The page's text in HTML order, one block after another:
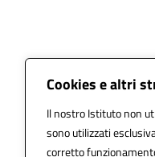
Cookies e altri
Il nostro Istituto non
sono utilizzati
corretto